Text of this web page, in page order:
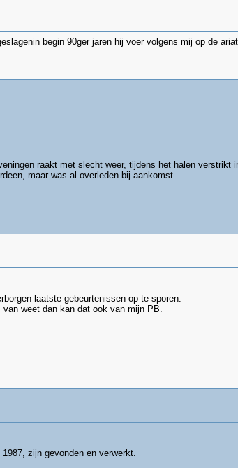
begin 90ger jaren hij voer volgens mij op de
raakt met slecht weer, tijdens het halen verstrikt
maar was al overleden bij aankomst.
laatste gebeurtenissen op te sporen.
weet dan kan dat ook van mijn PB.
zijn gevonden en verwerkt.